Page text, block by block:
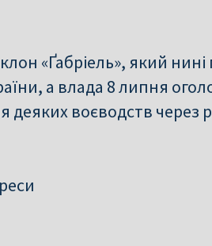
«Ґабріель», який
а влада 8 липня
деяких воєводств через